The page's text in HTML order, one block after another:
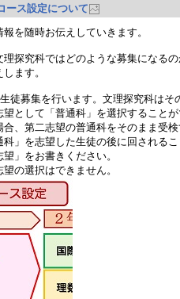
ース設定について
を随時お伝えしていきます。
探究科ではどのような募集になる
ます。
徒募集を行います。文理探究科はそ
として「普通科」を選択すること
、第二志望の普通科をそのまま受
」を志望した生徒の後に回される
」をお書きください。
の選択はできません。